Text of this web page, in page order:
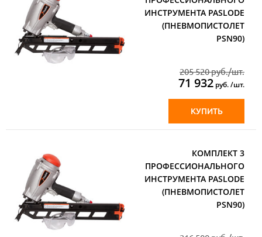
ИНСТРУМЕНТА PASLODE
(ПНЕВМОПИСТОЛЕТ
PSN90)
205 520 руб./шт.
71 932 руб. /шт.
КУПИТЬ
КОМПЛЕКТ 3
ПРОФЕССИОНАЛЬНОГО
ИНСТРУМЕНТА PASLODE
(ПНЕВМОПИСТОЛЕТ
PSN90)